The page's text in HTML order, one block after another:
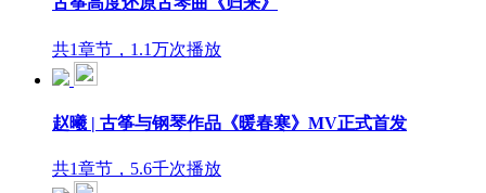
共1章节，1.1万次播放
赵曦 | 古筝与钢琴作品《暖春寒》MV正式首发
共1章节，5.6千次播放